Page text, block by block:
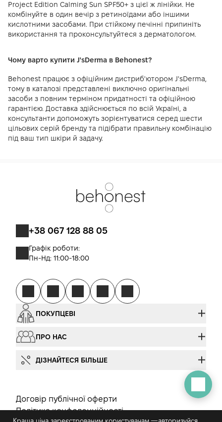
Project Edition Calming Sun SPF50+ з цієї ж лінійки. Не
комбінуйте в один вечір з ретиноїдами або іншими
кислотними засобами. При стійкому печінні припиніть
використання та проконсультуйтеся з дерматологом.
Чому варто купити J'sDerma в Behonest?
Behonest працює з офіційним дистриб'ютором J'sDerma,
тому в каталозі представлені виключно оригінальні
засоби з повним терміном придатності та офіційною
гарантією. Доставка здійснюється по всій Україні, а
консультанти допоможуть зорієнтуватися серед шести
цільових серій бренду та підібрати правильну комбінацію
під ваш тип шкіри й задачу.
+38 067 128 88 05
Графік роботи:
Пн-Нд: 11:00-18:00
ПОКУПЦЕВІ
ПРО НАС
ДІЗНАЙТЕСЯ БІЛЬШЕ
Договір публічної оферти
Політика конфеденційності
Краща ціна зареєстрованим користувачам —авторизуйся